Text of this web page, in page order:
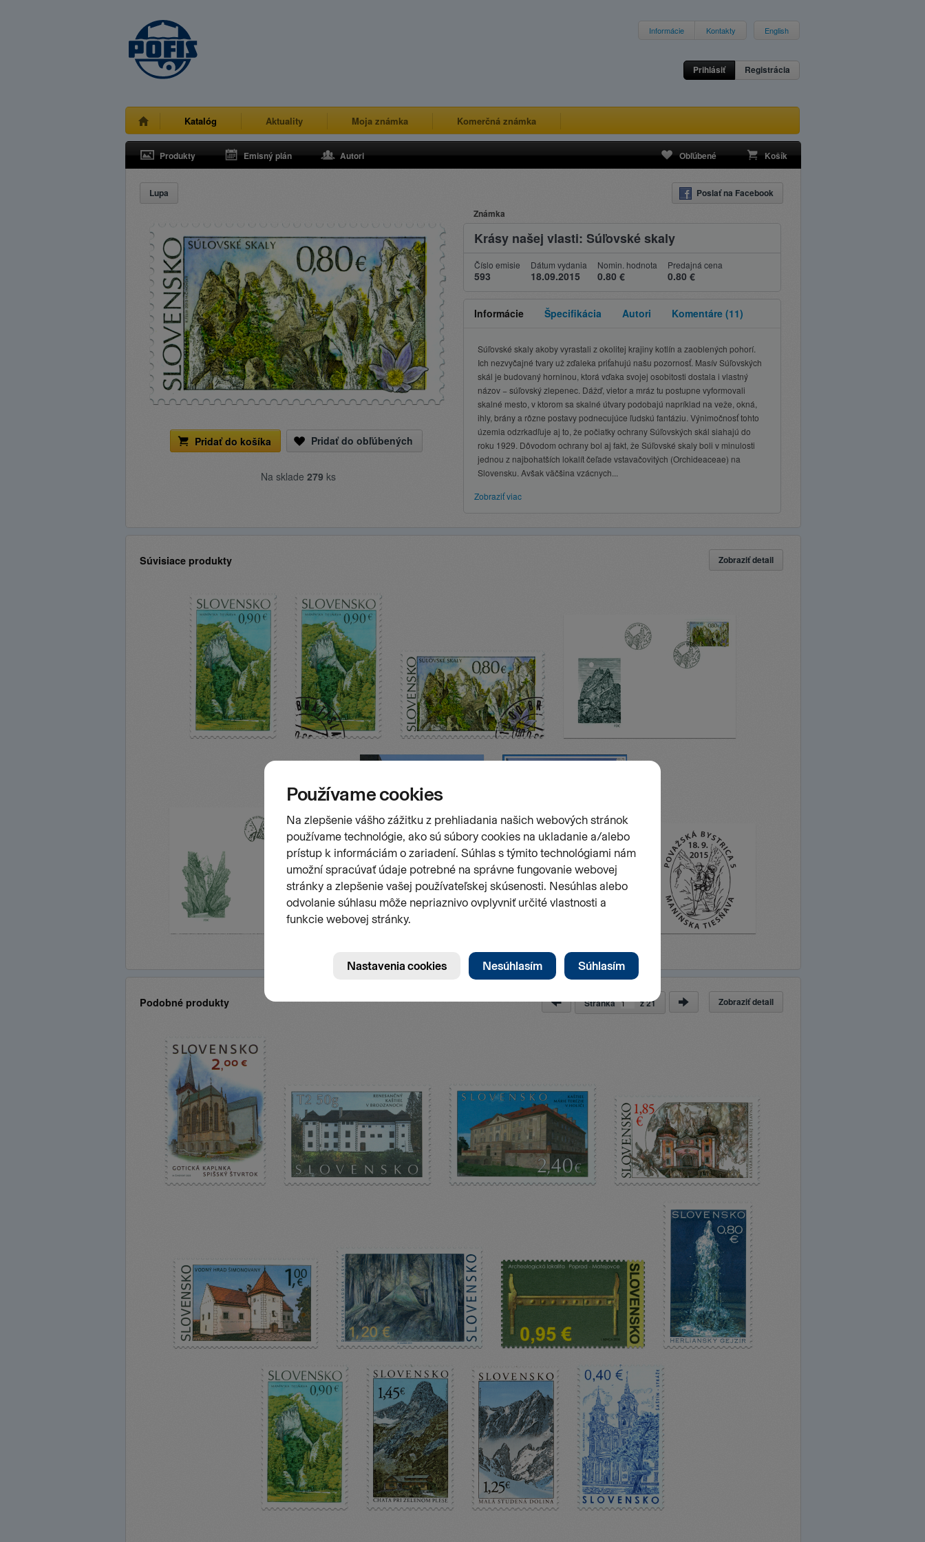
Informácie Kontakty English
Prihlásiť Registrácia
Katalóg Aktuality Moja známka Komerčná známka
Produkty Emisný plán Autori Obľúbené Košík
Lupa Poslať na Facebook
Pridať do košíka Pridať do obľúbených
Na sklade 279 ks
Známka
Krásy našej vlasti: Súľovské skaly
Číslo emisie
593
Dátum vydania
18.09.2015
Nomin. hodnota
0.80 €
Predajná cena
0.80 €
Informácie Špecifikácia Autori Komentáre (11)
Súľovské skaly akoby vyrastali z okolitej krajiny kotlín a zaoblených pohorí.
Ich nezvyčajné tvary už zďaleka priťahujú našu pozornosť. Masív Súľovských
skál je budovaný horninou, ktorá vďaka svojej osobitosti dostala i vlastný
názov − súľovský zlepenec. Dážď, vietor a mráz tu postupne vyformovali
skalné mesto, v ktorom sa skalné útvary podobajú napríklad na veže, okná,
ihly, brány a rôzne postavy podnecujúce ľudskú fantáziu. Výnimočnosť tohto
územia odzrkadľuje aj to, že počiatky ochrany Súľovských skál siahajú do
roku 1929. Dôvodom ochrany bol aj fakt, že Súľovské skaly boli v minulosti
jednou z najbohatších lokalít čeľade vstavačovitých (Orchideaceae) na
Slovensku. Avšak väčšina vzácnych...
Zobraziť viac
Súvisiace produkty Zobraziť detail
Podobné produkty Zobraziť detail
Stránka z21